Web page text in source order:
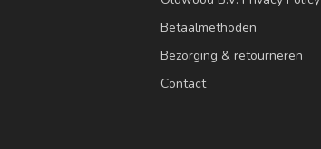
Betaalmethoden
Bezorging & retourneren
Contact